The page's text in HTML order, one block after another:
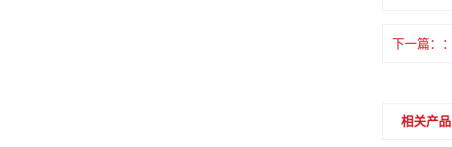
下一篇：
相关产品